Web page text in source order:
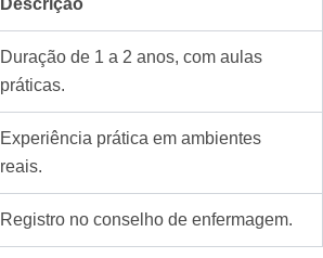
Duração de 1 a 2 anos, com aulas
práticas.
Experiência prática em ambientes
reais.
Registro no conselho de enfermagem.